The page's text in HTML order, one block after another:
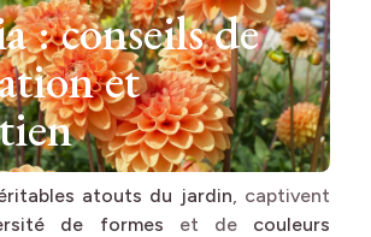
: conseils de
et
atouts du jardin, captivent
de formes et de couleurs